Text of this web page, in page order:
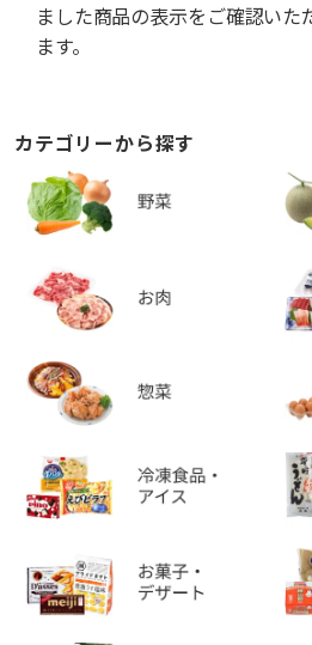
ました商品の表示をご確認いた
ます。
カテゴリーから探す